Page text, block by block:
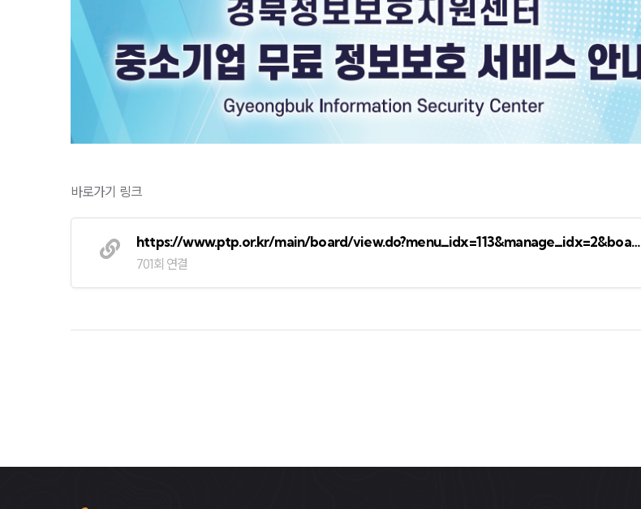
바로가기 링크
https://www.ptp.or.kr/main/board/view.do?menu_idx=113&manage_idx=2&boa…
701회 연결